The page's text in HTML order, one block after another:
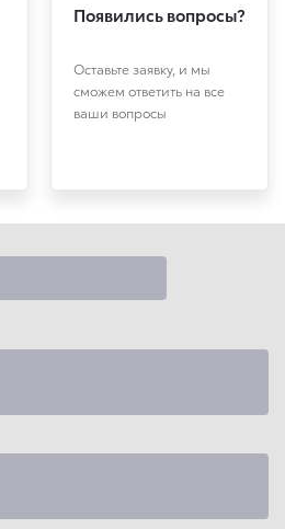
Появились вопросы?
Оставьте заявку, и мы
сможем ответить на все
ваши вопросы